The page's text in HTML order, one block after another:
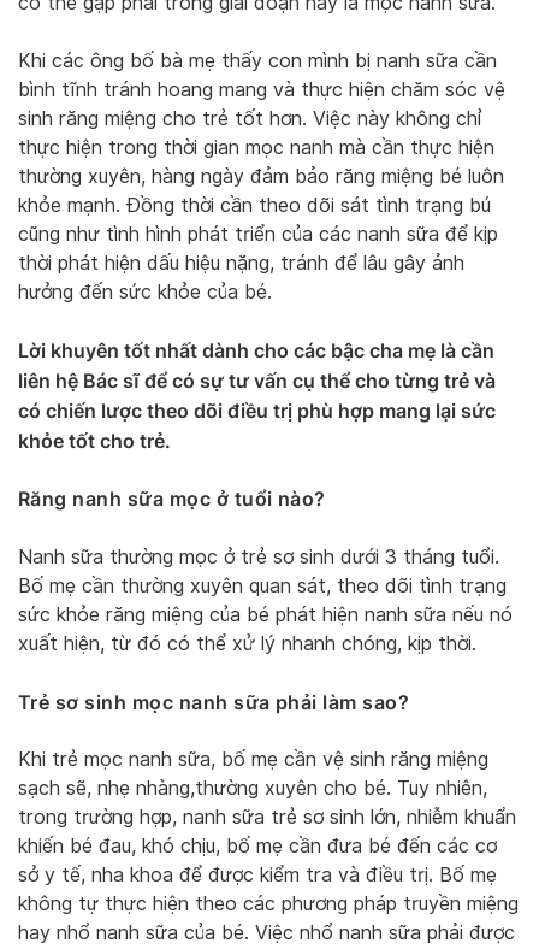
Khi các ông bố bà mẹ thấy con mình bị nanh sữa cần
bình tĩnh tránh hoang mang và thực hiện chăm sóc vệ
sinh răng miệng cho trẻ tốt hơn. Việc này không chỉ
thực hiện trong thời gian mọc nanh mà cần thực hiện
thường xuyên, hàng ngày đảm bảo răng miệng bé luôn
khỏe mạnh. Đồng thời cần theo dõi sát tình trạng bú
cũng như tình hình phát triển của các nanh sữa để kịp
thời phát hiện dấu hiệu nặng, tránh để lâu gây ảnh
hưởng đến sức khỏe của bé.
Lời khuyên tốt nhất dành cho các bậc cha mẹ là cần
liên hệ Bác sĩ để có sự tư vấn cụ thể cho từng trẻ và
có chiến lược theo dõi điều trị phù hợp mang lại sức
khỏe tốt cho trẻ.
Răng nanh sữa mọc ở tuổi nào?
Nanh sữa thường mọc ở trẻ sơ sinh dưới 3 tháng tuổi.
Bố mẹ cần thường xuyên quan sát, theo dõi tình trạng
sức khỏe răng miệng của bé phát hiện nanh sữa nếu nó
xuất hiện, từ đó có thể xử lý nhanh chóng, kịp thời.
Trẻ sơ sinh mọc nanh sữa phải làm sao?
Khi trẻ mọc nanh sữa, bố mẹ cần vệ sinh răng miệng
sạch sẽ, nhẹ nhàng,thường xuyên cho bé. Tuy nhiên,
trong trường hợp, nanh sữa trẻ sơ sinh lớn, nhiễm khuẩn
khiến bé đau, khó chịu, bố mẹ cần đưa bé đến các cơ
sở y tế, nha khoa để được kiểm tra và điều trị. Bố mẹ
không tự thực hiện theo các phương pháp truyền miệng
hay nhổ nanh sữa của bé. Việc nhổ nanh sữa phải được